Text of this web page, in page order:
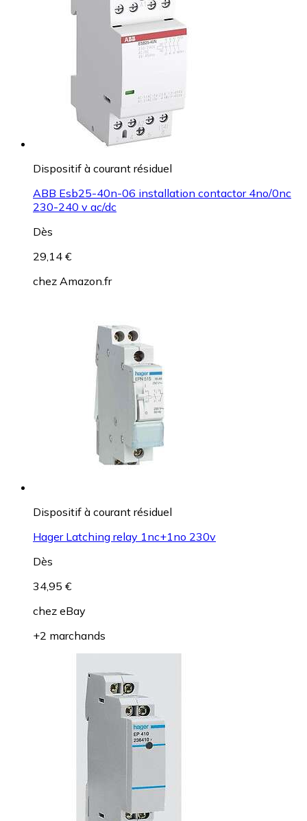
Dispositif à courant résiduel
ABB Esb25-40n-06 installation contactor 4no/0nc
230-240 v ac/dc
Dès
29,14 €
chez Amazon.fr
Dispositif à courant résiduel
Hager Latching relay 1nc+1no 230v
Dès
34,95 €
chez eBay
+2 marchands